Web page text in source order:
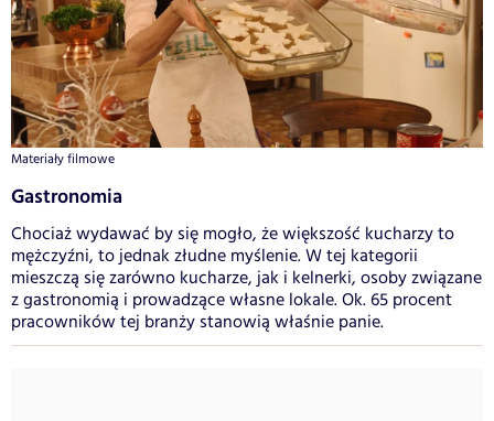
Materiały filmowe
Gastronomia
Chociaż wydawać by się mogło, że większość kucharzy to
mężczyźni, to jednak złudne myślenie. W tej kategorii
mieszczą się zarówno kucharze, jak i kelnerki, osoby związane
z gastronomią i prowadzące własne lokale. Ok. 65 procent
pracowników tej branży stanowią właśnie panie.